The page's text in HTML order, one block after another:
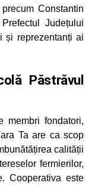
Constantin
Județului
și reprezentanți ai
Păstrăvul
membri fondatori,
Ta are ca scop
calității
fermierilor,
Cooperativa este